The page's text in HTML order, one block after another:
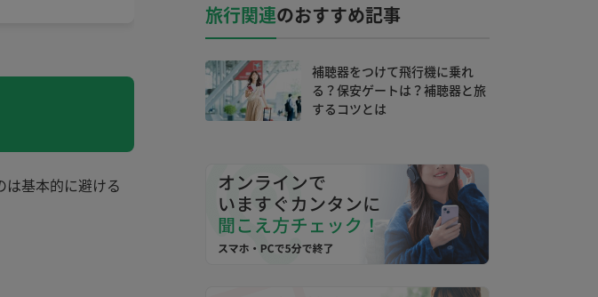
基本的に避ける
旅行関連のおすすめ記事
補聴器をつけて飛行機に乗れ
る？保安ゲートは？補聴器と旅
するコツとは